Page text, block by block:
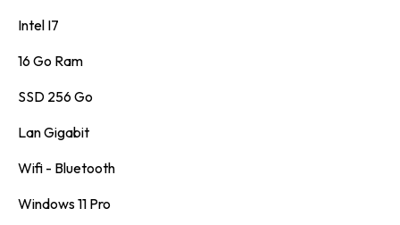
Intel I7
16 Go Ram
SSD 256 Go
Lan Gigabit
Wifi - Bluetooth
Windows 11 Pro